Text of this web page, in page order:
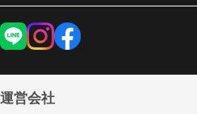
運営会社